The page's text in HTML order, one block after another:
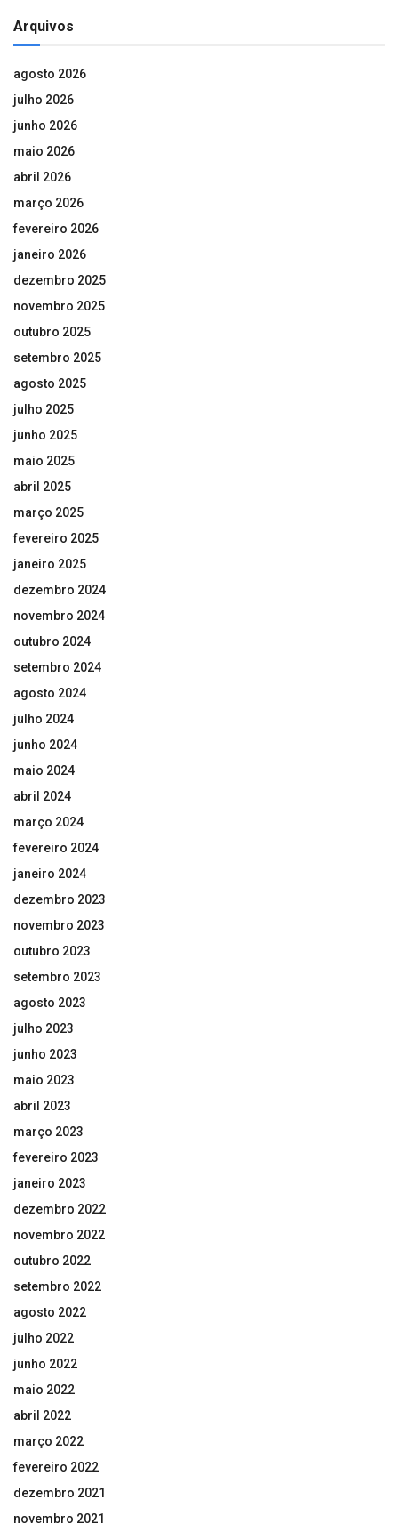
Arquivos
agosto 2026
julho 2026
junho 2026
maio 2026
abril 2026
março 2026
fevereiro 2026
janeiro 2026
dezembro 2025
novembro 2025
outubro 2025
setembro 2025
agosto 2025
julho 2025
junho 2025
maio 2025
abril 2025
março 2025
fevereiro 2025
janeiro 2025
dezembro 2024
novembro 2024
outubro 2024
setembro 2024
agosto 2024
julho 2024
junho 2024
maio 2024
abril 2024
março 2024
fevereiro 2024
janeiro 2024
dezembro 2023
novembro 2023
outubro 2023
setembro 2023
agosto 2023
julho 2023
junho 2023
maio 2023
abril 2023
março 2023
fevereiro 2023
janeiro 2023
dezembro 2022
novembro 2022
outubro 2022
setembro 2022
agosto 2022
julho 2022
junho 2022
maio 2022
abril 2022
março 2022
fevereiro 2022
dezembro 2021
novembro 2021